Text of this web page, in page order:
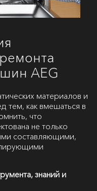
AEG
материалов и
тем, как вмешаться в
что
не только
составляющими,
знаний и